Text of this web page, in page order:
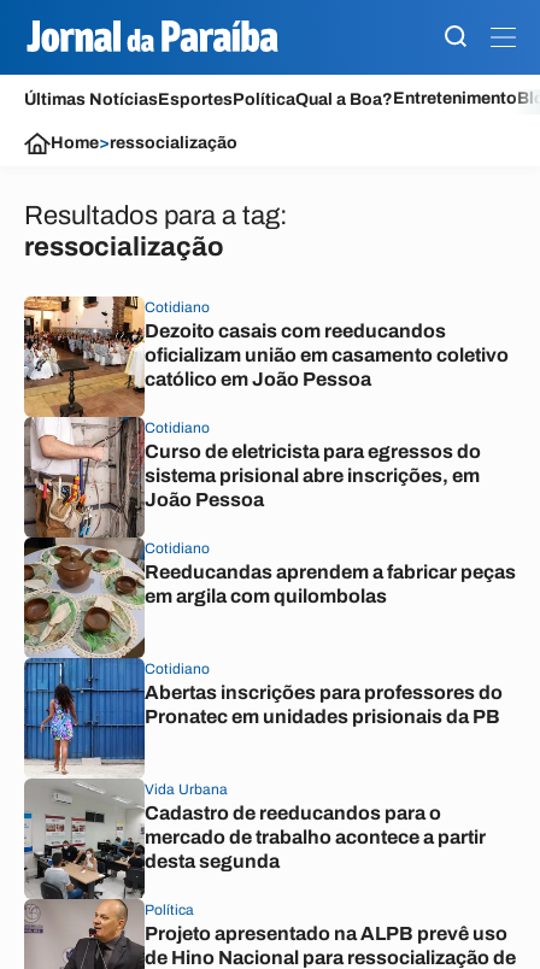
Últimas NotíciasEsportesPolíticaQual a Boa?Entretenimento
Home>ressocialização
Resultados para a tag:
ressocialização
Cotidiano
Dezoito casais com reeducandos
oficializam união em casamento coletivo
católico em João Pessoa
Cotidiano
Curso de eletricista para egressos do
sistema prisional abre inscrições, em
João Pessoa
Cotidiano
Reeducandas aprendem a fabricar peças
em argila com quilombolas
Cotidiano
Abertas inscrições para professores do
Pronatec em unidades prisionais da PB
Vida Urbana
Cadastro de reeducandos para o
mercado de trabalho acontece a partir
desta segunda
Política
Projeto apresentado na ALPB prevê uso
de Hino Nacional para ressocialização de